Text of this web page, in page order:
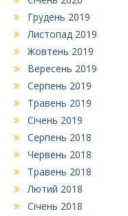
Грудень 2019
Листопад 2019
Жовтень 2019
Вересень 2019
Серпень 2019
Травень 2019
Січень 2019
Серпень 2018
Червень 2018
Травень 2018
Лютий 2018
Січень 2018